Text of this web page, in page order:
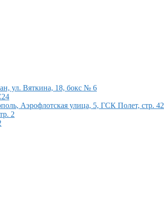
ул. Вяткина, 18, бокс № 6
Аэрофлотская улица, 5, ГСК Полет, стр.
2